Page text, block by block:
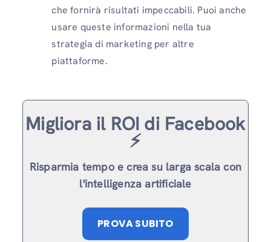
che fornirà risultati impeccabili. Puoi anche
usare queste informazioni nella tua
strategia di marketing per altre
piattaforme.
Migliora il ROI di Facebook
⚡️
Risparmia tempo e crea su larga scala con
l'intelligenza artificiale
PROVA SUBITO